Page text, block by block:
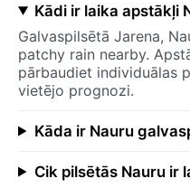
Kādi ir laika apstākļi
Galvaspilsētā Jarena,
patchy rain nearby.
pārbaudiet individuālas
vietējo prognozi.
Kāda ir Nauru
Cik pilsētās Nauru ir